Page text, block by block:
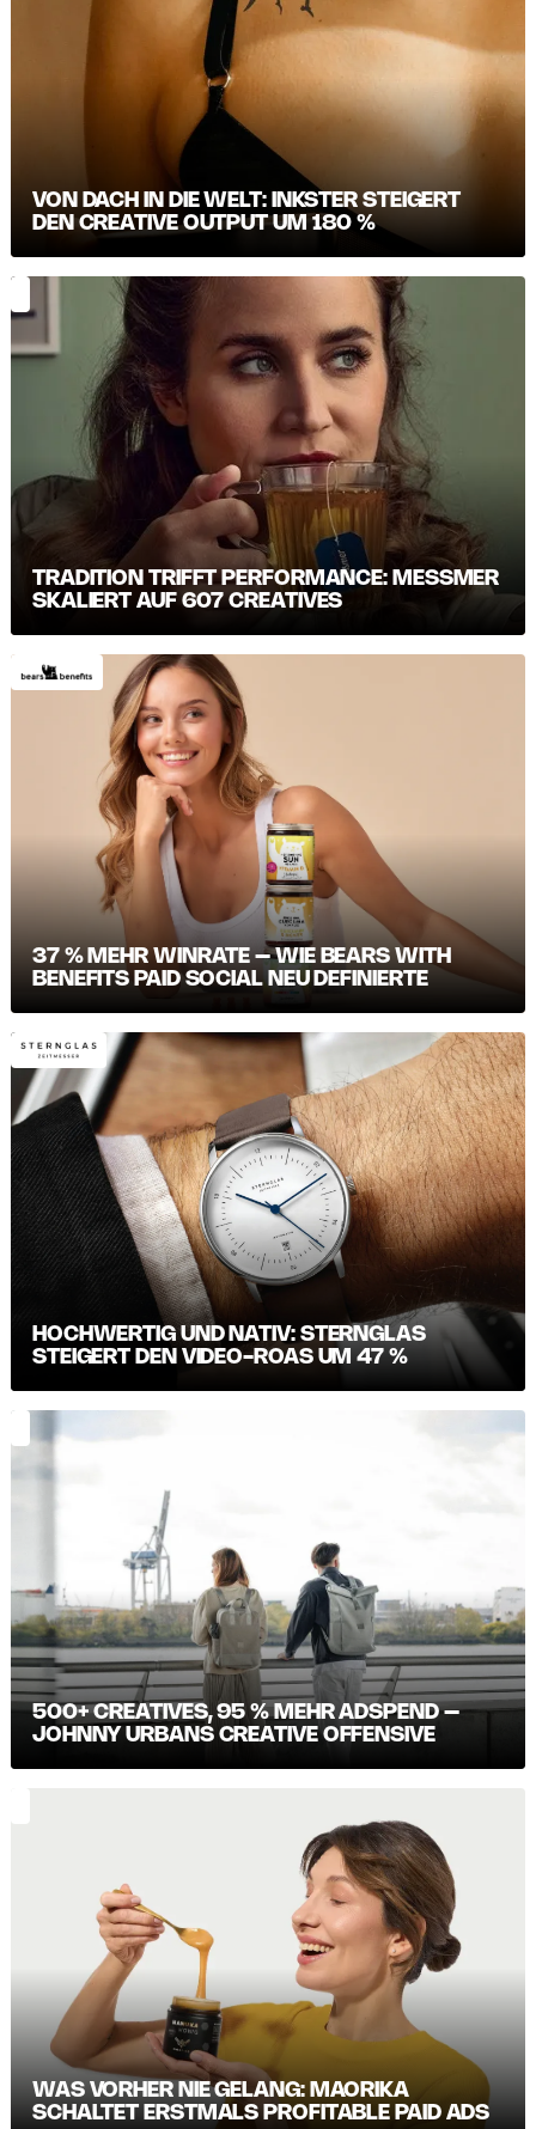
VON DACH IN DIE WELT: INKSTER STEIGERT
DEN CREATIVE OUTPUT UM 180 %
TRADITION TRIFFT PERFORMANCE: MESSMER S
KALIERT AUF 607 CREATIVES
37 % MEHR WINRATE – WIE BEARS WITH
BENEFITS PAID SOCIAL NEU DEFINIERTE
HOCHWERTIG UND NATIV: STERNGLAS
STEIGERT DEN VIDEO-ROAS UM 47 %
500+ CREATIVES, 95 % MEHR ADSPEND –
JOHNNY URBANS CREATIVE OFFENSIVE
WAS VORHER NIE GELANG: MAORIKA
SCHALTET ERSTMALS PROFITABLE PAID ADS